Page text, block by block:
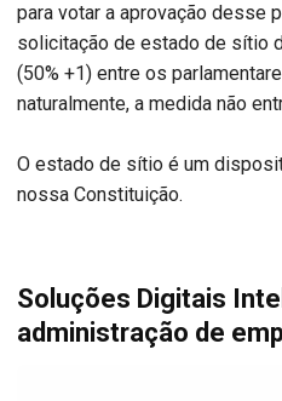
para votar a aprovação desse
solicitação de estado de sítio
(50% +1) entre os
naturalmente, a medida não
O estado de sítio é um
nossa Constituição.
Soluções Digitais
administração de